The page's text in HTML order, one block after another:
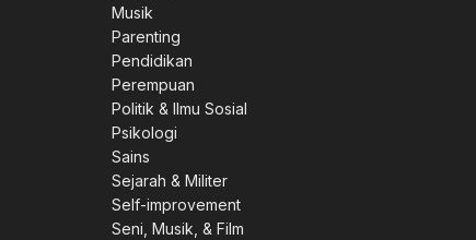
Musik
Parenting
Pendidikan
Perempuan
Politik & Ilmu Sosial
Psikologi
Sains
Sejarah & Militer
Self-improvement
Seni, Musik, & Film